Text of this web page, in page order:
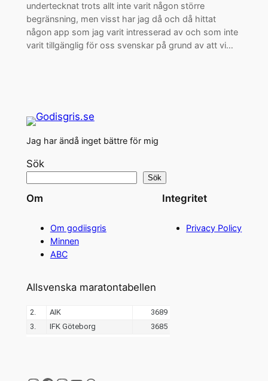
undertecknat trots allt inte varit någon större
begränsning, men visst har jag då och då hittat
någon app som jag varit intresserad av och som inte
varit tillgänglig för oss svenskar på grund av att vi…
Jag har ändå inget bättre för mig
Sök
Sök
Om
Om godiisgris
Minnen
ABC
Integritet
Privacy Policy
Allsvenska maratontabellen